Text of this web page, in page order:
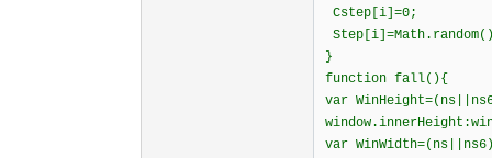
Cstep[i]=0;
}
function fall(){
var
var